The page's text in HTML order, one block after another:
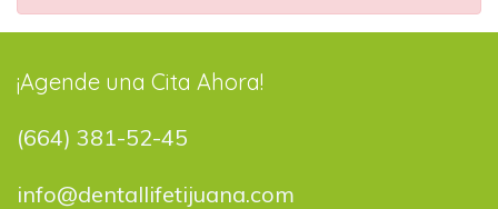
¡Agende una Cita Ahora!
(664) 381-52-45
info@dentallifetijuana.com